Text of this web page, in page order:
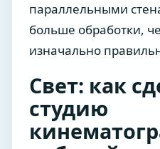
параллельными
больше обработки,
изначально
Свет: как
студию